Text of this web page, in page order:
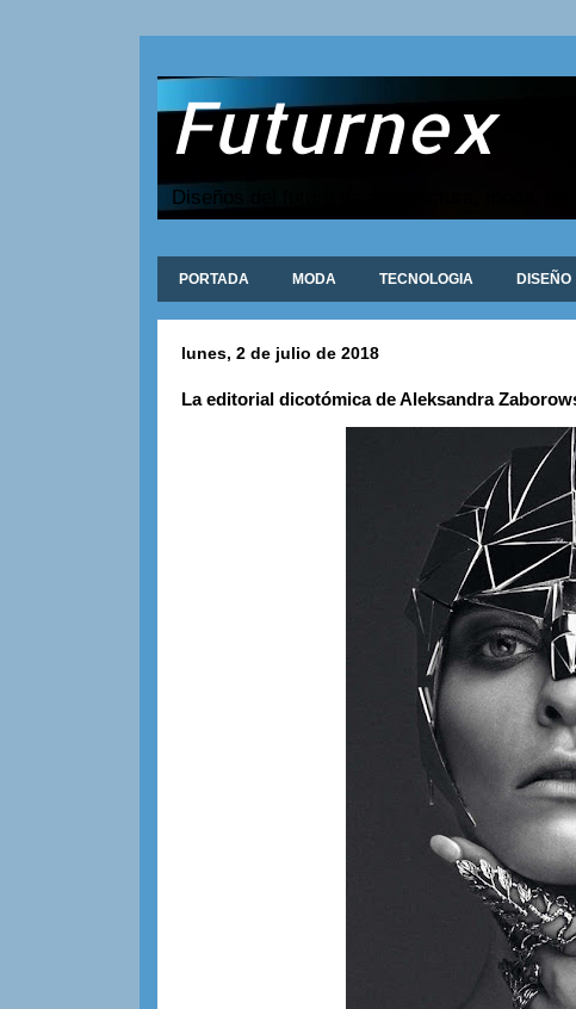
Futurnex
Diseños del futuro de arquitectura, moda,
PORTADA MODA TECNOLOGIA DISEÑO
lunes, 2 de julio de 2018
La editorial dicotómica de Aleksandra